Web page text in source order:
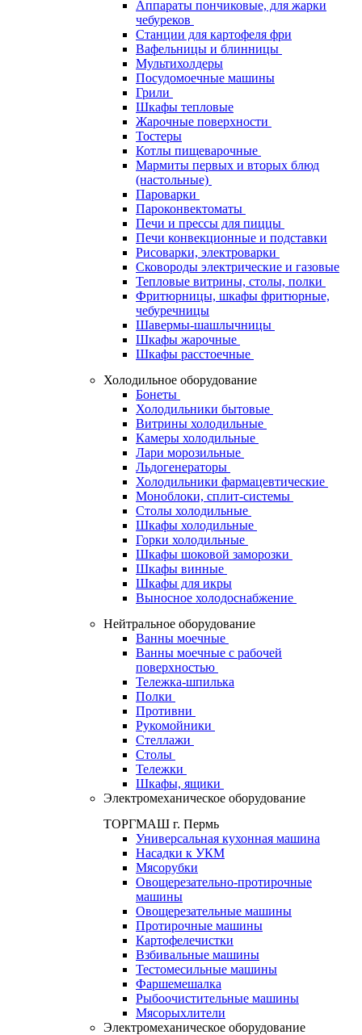
Аппараты пончиковые, для жарки
чебуреков
Станции для картофеля фри
Вафельницы и блинницы
Мультихолдеры
Посудомоечные машины
Грили
Шкафы тепловые
Жарочные поверхности
Тостеры
Котлы пищеварочные
Мармиты первых и вторых блюд
(настольные)
Пароварки
Пароконвектоматы
Печи и прессы для пиццы
Печи конвекционные и подставки
Рисоварки, электроварки
Сковороды электрические и газовые
Тепловые витрины, столы, полки
Фритюрницы, шкафы фритюрные,
чебуречницы
Шавермы-шашлычницы
Шкафы жарочные
Шкафы расстоечные
Холодильное оборудование
Бонеты
Холодильники бытовые
Витрины холодильные
Камеры холодильные
Лари морозильные
Льдогенераторы
Холодильники фармацевтические
Моноблоки, сплит-системы
Столы холодильные
Шкафы холодильные
Горки холодильные
Шкафы шоковой заморозки
Шкафы винные
Шкафы для икры
Выносное холодоснабжение
Нейтральное оборудование
Ванны моечные
Ванны моечные с рабочей
поверхностью
Тележка-шпилька
Полки
Противни
Рукомойники
Стеллажи
Столы
Тележки
Шкафы, ящики
Электромеханическое оборудование
ТОРГМАШ г. Пермь
Универсальная кухонная машина
Насадки к УКМ
Мясорубки
Овощерезательно-протирочные
машины
Овощерезательные машины
Протирочные машины
Картофелечистки
Взбивальные машины
Тестомесильные машины
Фаршемешалка
Рыбоочистительные машины
Мясорыхлители
Электромеханическое оборудование